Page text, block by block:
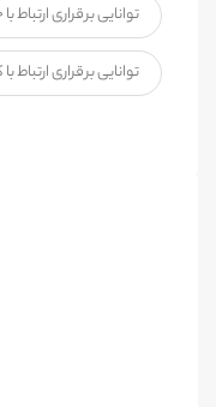
توانایی برقراری ارتباط
توانایی برقراری ارتباط